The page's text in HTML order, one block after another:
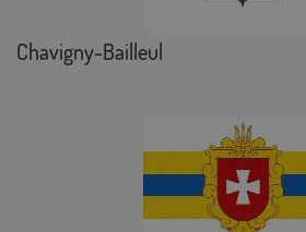
Chavigny-Bailleul